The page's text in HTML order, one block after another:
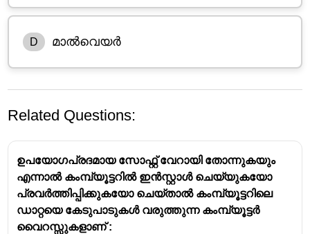
D മാൽവെയർ
"സ്നോബ്ലൈൻഡ്" എന്നത് ഒരു
Related Questions:
ഉപയോഗപ്രദമായ സോഫ്റ്റ് വേറായി തോന്നുകയും
എന്നാൽ കംമ്പ്യൂട്ടറിൽ ഇൻസ്റ്റാൾ ചെയ്യുകയോ
പ്രവർത്തിപ്പിക്കുകയോ ചെയ്‌താൽ കംമ്പ്യൂട്ടറിലെ
ഡാറ്റയെ കേടുപാടുകൾ വരുത്തുന്ന കംമ്പ്യൂട്ടർ
വൈറസ്സുകളാണ് :